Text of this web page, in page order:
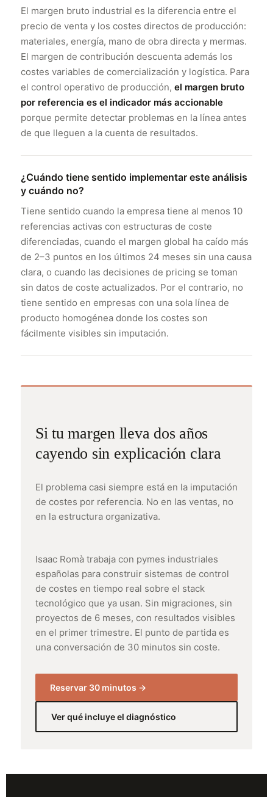
El margen bruto industrial es la diferencia entre el
precio de venta y los costes directos de producción:
materiales, energía, mano de obra directa y mermas.
El margen de contribución descuenta además los
costes variables de comercialización y logística. Para
el control operativo de producción, el margen bruto
por referencia es el indicador más accionable
porque permite detectar problemas en la línea antes
de que lleguen a la cuenta de resultados.
¿Cuándo tiene sentido implementar este análisis
y cuándo no?
Tiene sentido cuando la empresa tiene al menos 10
referencias activas con estructuras de coste
diferenciadas, cuando el margen global ha caído más
de 2–3 puntos en los últimos 24 meses sin una causa
clara, o cuando las decisiones de pricing se toman
sin datos de coste actualizados. Por el contrario, no
tiene sentido en empresas con una sola línea de
producto homogénea donde los costes son
fácilmente visibles sin imputación.
Si tu margen lleva dos años
cayendo sin explicación clara
El problema casi siempre está en la imputación
de costes por referencia. No en las ventas, no
en la estructura organizativa.
Isaac Romà trabaja con pymes industriales
españolas para construir sistemas de control
de costes en tiempo real sobre el stack
tecnológico que ya usan. Sin migraciones, sin
proyectos de 6 meses, con resultados visibles
en el primer trimestre. El punto de partida es
una conversación de 30 minutos sin coste.
Reservar 30 minutos →
Ver qué incluye el diagnóstico